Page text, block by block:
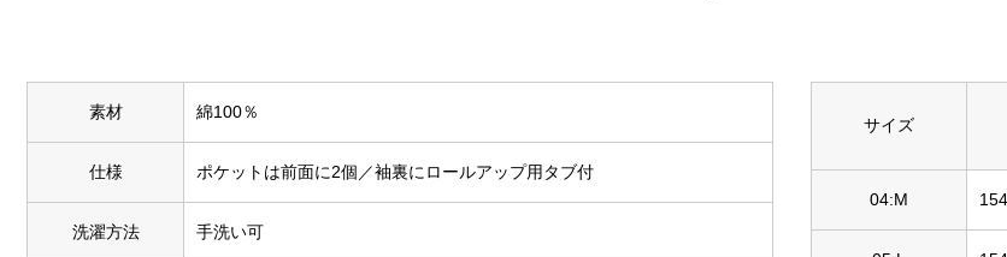
素材 綿100％
仕様 ポケットは前面に2個／袖裏にロールアップ用タブ付
洗濯方法 手洗い可
サイズ
04:M